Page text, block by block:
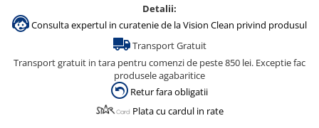
Detalii:
Consulta expertul in curatenie de la Vision Clean privind produsul
Transport Gratuit
Transport gratuit in tara pentru comenzi de peste 850 lei. Exceptie fac
produsele agabaritice
Retur fara obligatii
Plata cu cardul in rate